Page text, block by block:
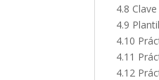
4.8
4.9
4.10
4.11
4.12